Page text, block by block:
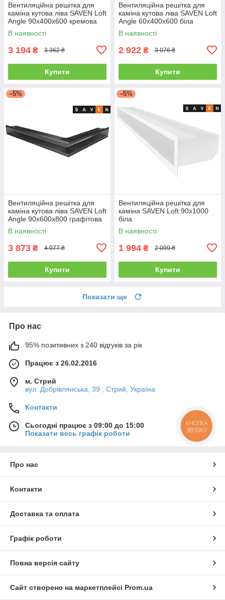
Вентиляційна решітка для
каміна кутова ліва SAVEN Loft
Angle 90х400х600 кремова
В наявності
3 194 ₴ 3 362 ₴
Купити
Вентиляційна решітка для
каміна кутова ліва SAVEN Loft
Angle 60х400х600 біла
В наявності
2 922 ₴ 3 076 ₴
Купити
–5%
Вентиляційна решітка для
каміна кутова ліва SAVEN Loft
Angle 90х600х800 графітова
В наявності
3 873 ₴ 4 077 ₴
Купити
–5%
Вентиляційна решітка для
каміна SAVEN Loft 90х1000
біла
В наявності
1 994 ₴ 2 099 ₴
Купити
Показати ще
Про нас
95% позитивних з 240 відгуків за рік
Працює з 26.02.2016
м. Стрий
вул. Добрівлянська, 39 , Стрий, Україна
Контакти
Сьогодні працює з 09:00 до 15:00
Показати весь графік роботи
Про нас
Контакти
Доставка та оплата
Графік роботи
Повна версія сайту
Сайт створено на маркетплейсі Prom.ua
КНОПКА
ЗВ'ЯЗКУ